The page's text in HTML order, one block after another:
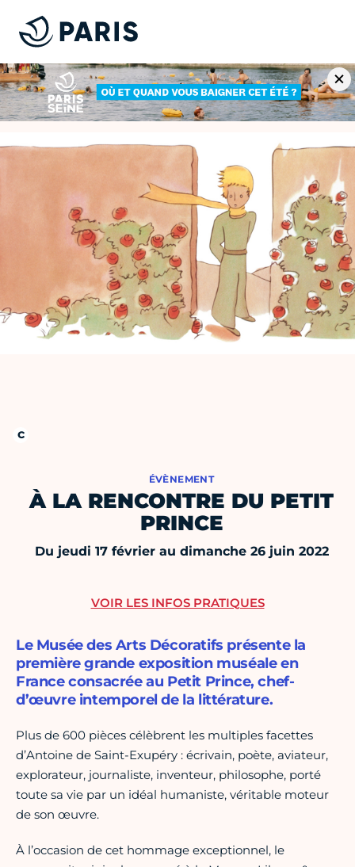
ÉVÈNEMENT
À LA RENCONTRE DU PETIT
PRINCE
Du jeudi 17 février au dimanche 26 juin 2022
Le Musée des Arts Décoratifs présente la
première grande exposition muséale en
France consacrée au Petit Prince, chef-
d’œuvre intemporel de la littérature.
Plus de 600 pièces célèbrent les multiples facettes
d’Antoine de Saint-Exupéry : écrivain, poète, aviateur,
explorateur, journaliste, inventeur, philosophe, porté
toute sa vie par un idéal humaniste, véritable moteur
de son œuvre.
À l’occasion de cet hommage exceptionnel, le
VOIR LES INFOS PRATIQUES